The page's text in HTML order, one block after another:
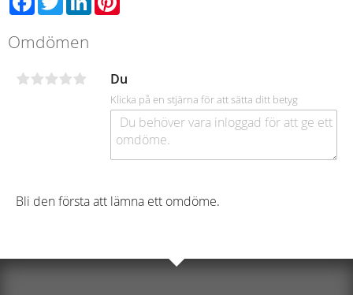
Omdömen
Du
Klicka på en stjärna för att sätta ditt betyg
Bli den första att lämna ett omdöme.